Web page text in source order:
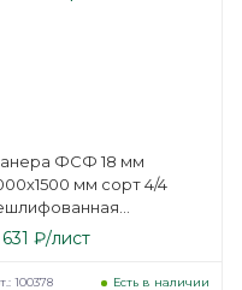
ФСФ 18 мм
мм сорт 4/4
₽/лист
Есть в наличии
100378